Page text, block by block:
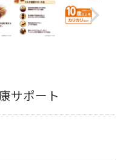
登録
ア
Next
サポート